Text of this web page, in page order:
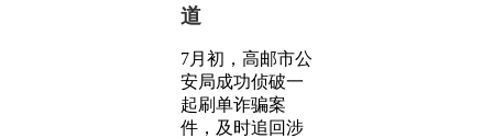
道
7月初，高邮市公
安局成功侦破一
起刷单诈骗案
件，及时追回涉